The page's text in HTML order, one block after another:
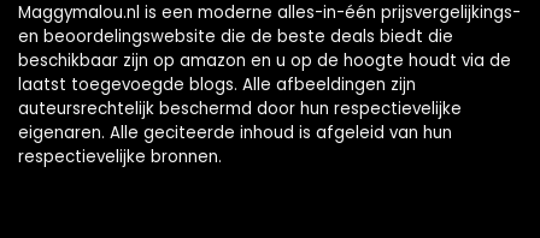
Maggymalou.nl is een moderne alles-in-één prijsvergelijkings-
en beoordelingswebsite die de beste deals biedt die
beschikbaar zijn op amazon en u op de hoogte houdt via de
laatst toegevoegde blogs. Alle afbeeldingen zijn
auteursrechtelijk beschermd door hun respectievelijke
eigenaren. Alle geciteerde inhoud is afgeleid van hun
respectievelijke bronnen.